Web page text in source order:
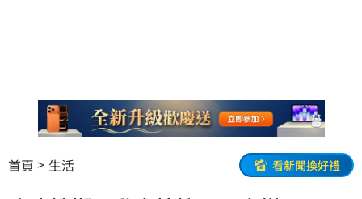
首頁 生活 看新聞換好禮